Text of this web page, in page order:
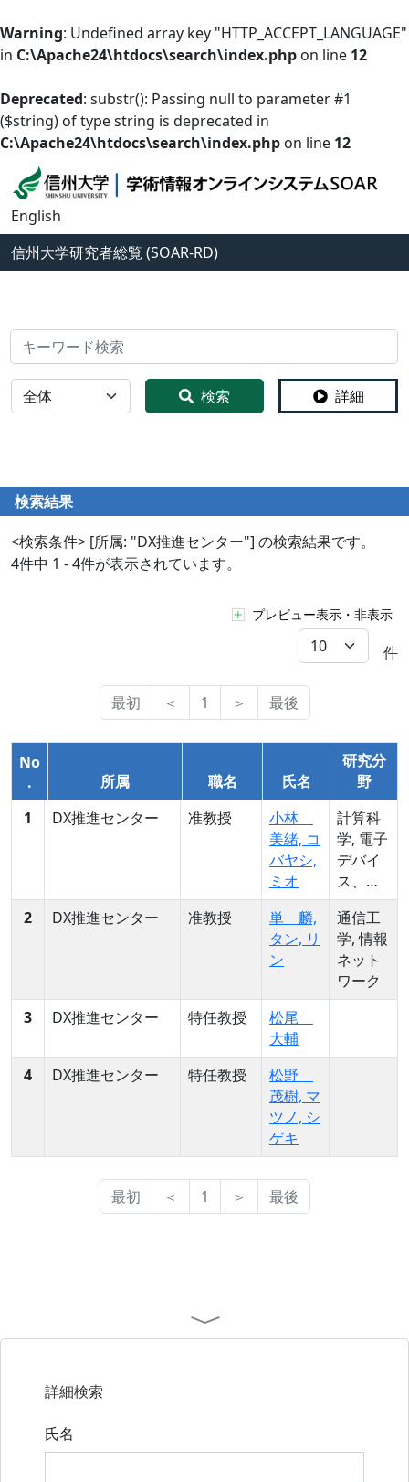
Warning: Undefined array key "HTTP_ACCEPT_LANGUAGE"
in C:\Apache24\htdocs\search\index.php on line 12
Deprecated: substr(): Passing null to parameter #1
($string) of type string is deprecated in
C:\Apache24\htdocs\search\index.php on line 12
English
信州大学研究者総覧 (SOAR-RD)
検索
全体 検索 詳細
検索結果
<検索条件> [所属: "DX推進センター"] の検索結果です。
4件中 1 - 4件が表示されています。
プレビュー表示・非表示
件
最初 ＜ 1 ＞ 最後
No
.
所属 職名 氏名
研究分
野
1
DX推進センター 准教授
小林
美緒, コ
バヤシ,
ミオ
計算科
学, 電子
デバイ
ス、電
子機器,
ソフト
コンピ
ューテ
ィング
2 DX推進センター 准教授
単 麟,
タン, リ
ン
通信工
学, 情報
ネット
ワーク
3
DX推進センター 特任教授
松尾
大輔
4
DX推進センター 特任教授
松野
茂樹, マ
ツノ, シ
ゲキ
最初 ＜ 1 ＞ 最後
詳細検索
氏名